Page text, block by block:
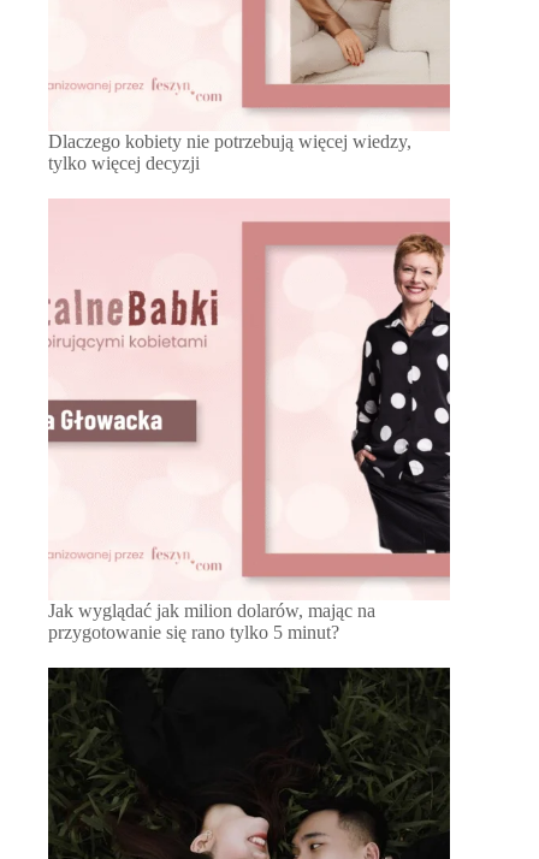
Dlaczego kobiety nie potrzebują więcej wiedzy,
tylko więcej decyzji
Jak wyglądać jak milion dolarów, mając na
przygotowanie się rano tylko 5 minut?